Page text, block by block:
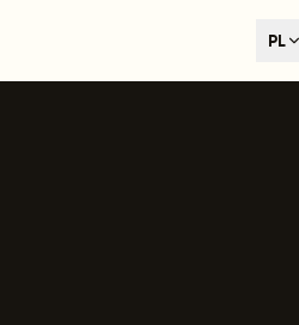
content generation
PL